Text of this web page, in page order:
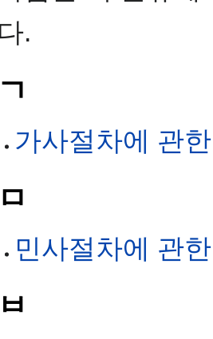
다.
ㄱ
가사절차에 관
ㅁ
민사절차에 관
ㅂ